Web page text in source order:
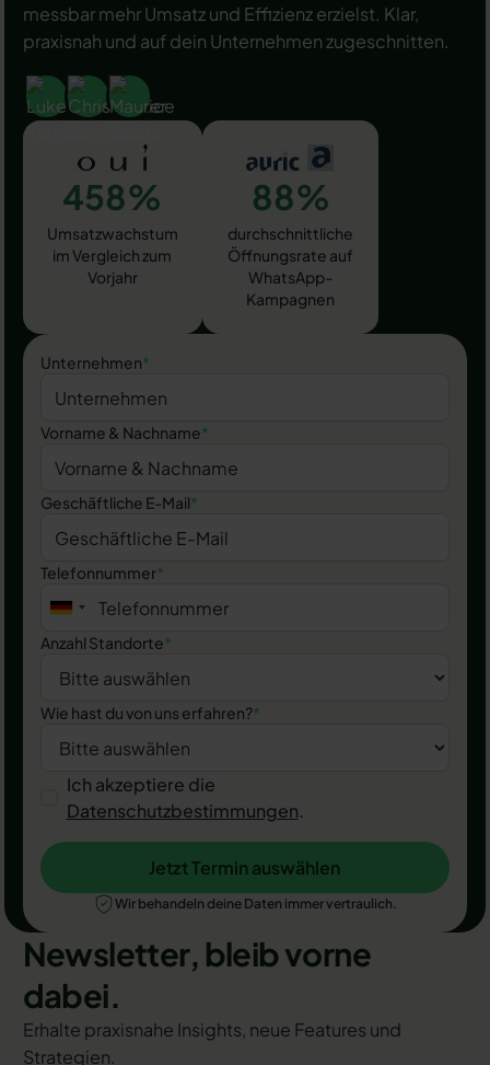
messbar mehr Umsatz und Effizienz erzielst. Klar,
praxisnah und auf dein Unternehmen zugeschnitten.
458%
Umsatzwachstum
im Vergleich zum
Vorjahr
88%
durchschnittliche
Öffnungsrate auf
WhatsApp-
Kampagnen
Unternehmen*
Vorname & Nachname*
Geschäftliche E-Mail*
Telefonnummer*
Anzahl Standorte*
Wie hast du von uns erfahren?*
Ich akzeptiere die
Datenschutzbestimmungen.
Jetzt Termin auswählen
Jetzt Termin auswählen
Wir behandeln deine Daten immer vertraulich.
Newsletter, bleib vorne
dabei.
Erhalte praxisnahe Insights, neue Features und
Strategien.